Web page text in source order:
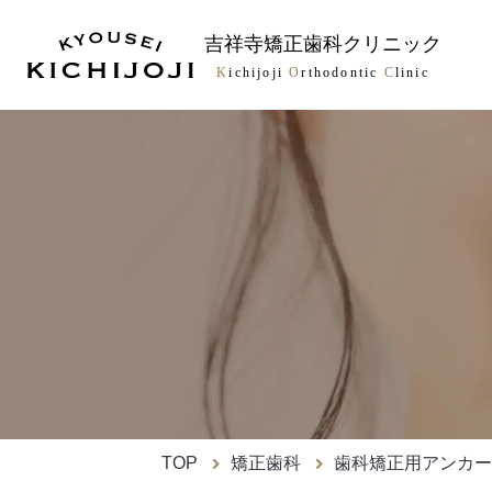
吉祥寺矯正歯科クリニック
KichijojiOrthodontic Clinic
TOP 矯正歯科 歯科矯正用アンカ